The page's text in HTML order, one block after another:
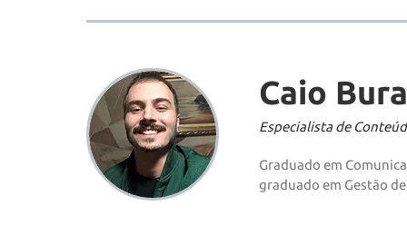
Caio
Especialista de
Graduado em
graduado em Gestão